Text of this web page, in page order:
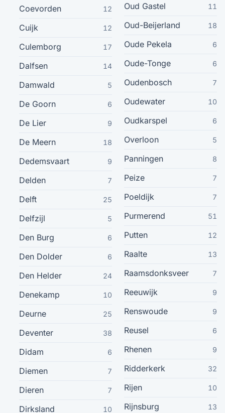
Leiden
Zeist
Zutphen
Waddinxveen
Gouda
Barendrecht
Katwijk
Nieuw-Vennep
Sittard
Vijfhuizen
Coevorden 12
Cuijk 12
Culemborg 17
Dalfsen 14
Damwald 5
De Goorn 6
De Lier 9
De Meern 18
Dedemsvaart 9
Delden 7
Delft 25
Delfzijl 5
Den Burg 6
Den Dolder 6
Den Helder 24
Denekamp 10
Deurne 25
Deventer 38
Didam 6
Diemen 7
Dieren 7
Dirksland 10
Oud Gastel 11
Oud-Beijerland 18
Oude Pekela 6
Oude-Tonge 6
Oudenbosch 7
Oudewater 10
Oudkarspel 6
Overloon 5
Panningen 8
Peize 7
Poeldijk 7
Purmerend 51
Putten 12
Raalte 13
Raamsdonksveer 7
Reeuwijk 9
Renswoude 9
Reusel 6
Rhenen 9
Ridderkerk 32
Rijen 10
Rijnsburg 13